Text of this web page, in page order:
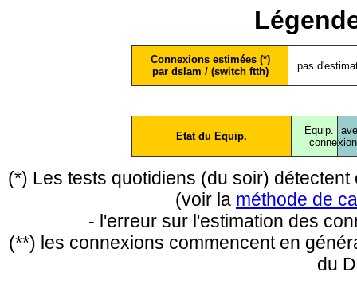
Connexions estimées (*)
par dslam / (switch ftth)
pas
Etat du Equip.
Equip.
conne
(*) Les tests quotidiens (du soir)
(voir la méthode de
- l'erreur sur l'estimation des
(**) les connexions commencent en
du